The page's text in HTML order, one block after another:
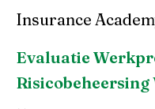
Insurance
Evaluatie